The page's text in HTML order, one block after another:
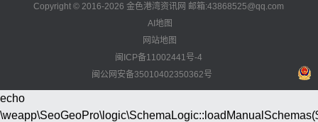
Copyright © 2016-2026 金色港湾资讯网 邮箱:43868525@qq.com
AI地图
网站地图
闽ICP备11002441号-4
闽公网安备35010402350362号
echo